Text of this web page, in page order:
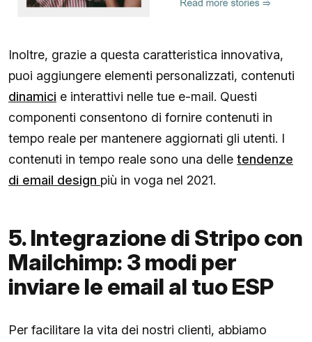
Inoltre, grazie a questa caratteristica innovativa,
puoi aggiungere elementi personalizzati, contenuti
dinamici e interattivi nelle tue e-mail. Questi
componenti consentono di fornire contenuti in
tempo reale per mantenere aggiornati gli utenti. I
contenuti in tempo reale sono una delle tendenze
di email design più in voga nel 2021.
5. Integrazione di Stripo con
Mailchimp: 3 modi per
inviare le email al tuo ESP
Per facilitare la vita dei nostri clienti, abbiamo